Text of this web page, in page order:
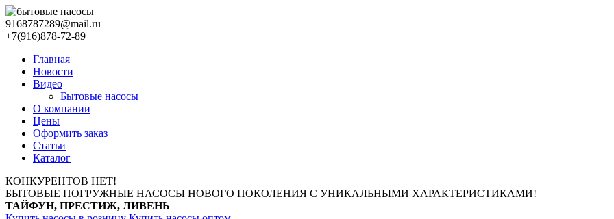
9168787289@mail.ru
+7(916)878-72-89
Главная
Новости
Видео
Бытовые насосы
О компании
Цены
Оформить заказ
Статьи
Каталог
КОНКУРЕНТОВ НЕТ!
БЫТОВЫЕ ПОГРУЖНЫЕ НАСОСЫ НОВОГО ПОКОЛЕНИЯ С УНИКАЛЬНЫМИ ХАРАКТЕРИСТИКАМИ!
ТАЙФУН, ПРЕСТИЖ, ЛИВЕНЬ